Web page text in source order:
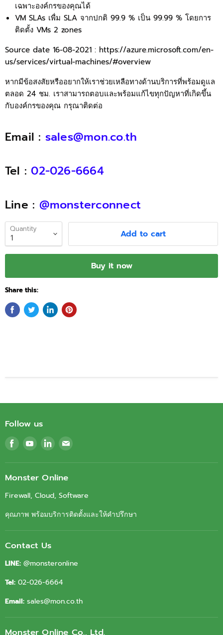
เฉพาะองค์กรของคุณได้
VM SLAs เพื่ม SLA จากปกติ 99.9 % เป็น 99.99 % โดยการ
ติดตั้ง VMs 2 zones
Source date 16-08-2021 : https://azure.microsoft.com/en-
us/services/virtual-machines/#overview
หากมีข้อสงสัยหรืออยากให้เราช่วยเหลือทางด้านบริการที่พร้อมดูแล
ตลอด 24 ชม. เราสามารถตอบและพร้อมแก้ไขทุกปัญหาที่เกิดขึ้น
กับองค์กรของคุณ กรุณาติดต่อ
Email : sales@mon.co.th
Tel : 02-026-6664
Line : @monsterconnect
Quantity Add to cart
Buy it now
Share this:
Follow us
Find
us
on
Facebook
Find
us
on
Youtube
Find
us
on
LinkedIn
Find
on
Monster Online
Firewall, Cloud, Software
คุณภาพ พร้อมบริการติดตั้งและให้คำปรึกษา
Contact Us
LINE: @monsteronline
Tel: 02-026-6664
Email: sales@mon.co.th
Monster Online Co., Ltd.